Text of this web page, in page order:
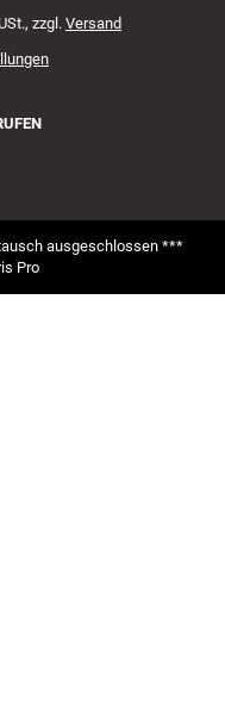
zzgl. Versand
ausgeschlossen ***
Pro